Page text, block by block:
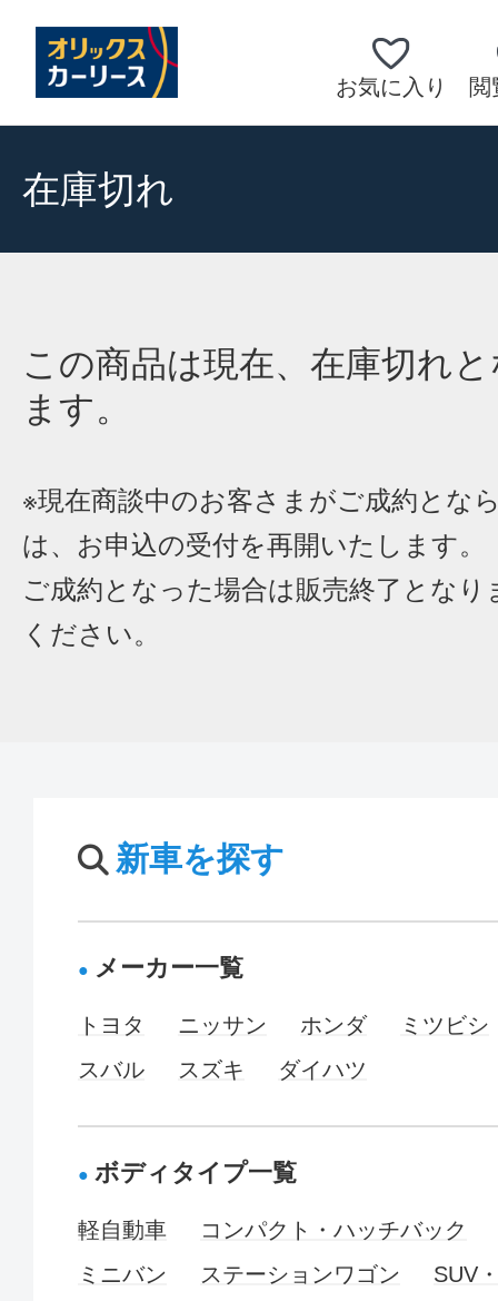
お気に入り 閲
在庫切れ
この商品は現在、在庫切れ
ます。
※現在商談中のお客さまがご成約とな
は、お申込の受付を再開いたします。
ご成約となった場合は販売終了となり
ください。
新車を探す
メーカー一覧
トヨタ ニッサン ホンダ
ミツビシ
スバル
スズキ ダイハツ
ボディタイプ一覧
軽自動車
コンパクト・ハッチバック
ミニバン
ステーションワゴン
SUV